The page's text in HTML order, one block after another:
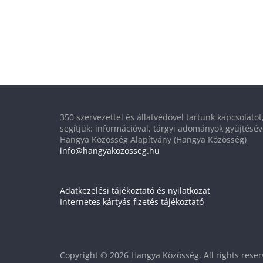
350 szervezettel és állatvédővel tartunk
segítjük: információval, tárgyi adományok
Hangya Közösség Alapítvány (Hangya Közösség)
info@hangyakozosseg.hu
Adatkezelési tájékoztató és nyilatkozat
Internetes kártyás fizetés tájékoztató
Copyright © 2026 Hangya Közösség. All rights